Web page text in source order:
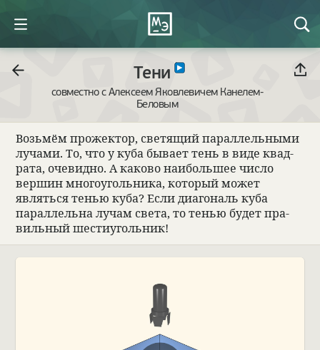
Тени
совместно с Алексеем Яковлевичем Канелем-
Беловым
Возьмём про­жек­тор, све­тящий парал­лель­ными
лучами. То, что у куба бывает тень в виде квад­
рата, оче­видно. А каково наи­большее число
вершин много­уголь­ника, кото­рый может
являться тенью куба? Если диаго­наль куба
парал­лельна лучам света, то тенью будет пра­
виль­ный шести­уголь­ник!